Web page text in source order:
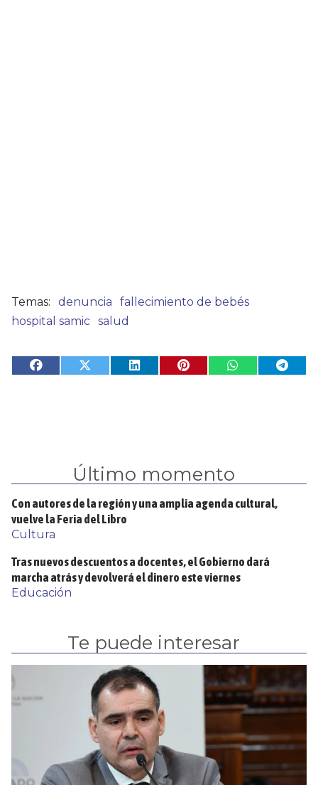
denuncia
fallecimiento de bebés
hospital samic salud
Último momento
Con autores de la región y una amplia agenda cultural,
vuelve la Feria del Libro
Cultura
Tras nuevos descuentos a docentes, el Gobierno dará
marcha atrás y devolverá el dinero este viernes
Educación
Te puede interesar